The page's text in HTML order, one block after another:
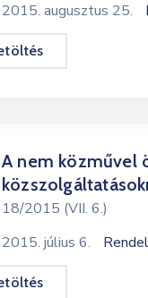
2015. augusztus 25.
A nem közművel
18/2015 (VII. 6.)
2015. július 6.